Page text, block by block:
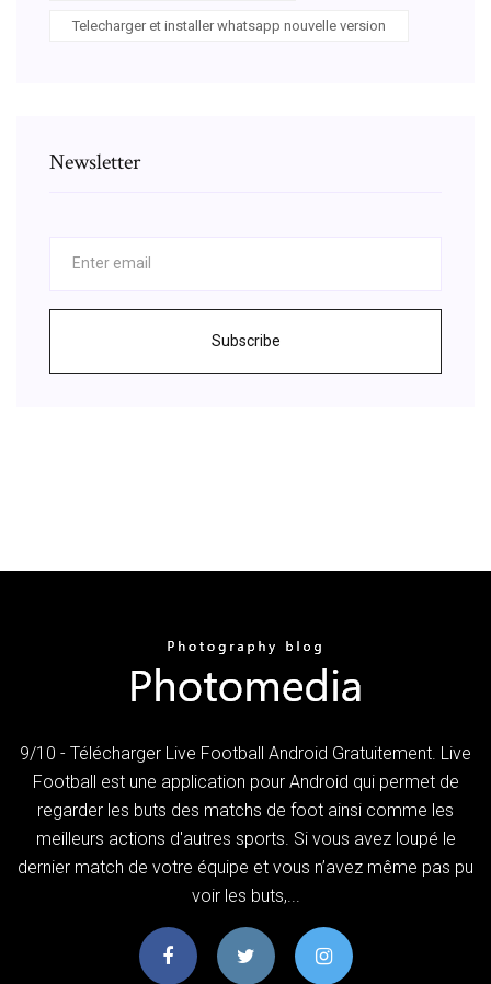
Telecharger et installer whatsapp nouvelle version
Newsletter
Subscribe
9/10 - Télécharger Live Football Android Gratuitement. Live
Football est une application pour Android qui permet de
regarder les buts des matchs de foot ainsi comme les
meilleurs actions d'autres sports. Si vous avez loupé le
dernier match de votre équipe et vous n’avez même pas pu
voir les buts,...